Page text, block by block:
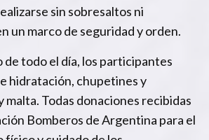
sin sobresaltos ni
un marco de seguridad y orden.
de todo el día, los participantes
hidratación, chupetines y
malta. Todas donaciones recibidas
Bomberos de Argentina para el